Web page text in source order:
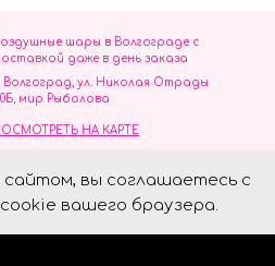
вы соглашаетесь с
вашего браузера.
шары в Волгограде с
даже в день заказа
Волгоград, ул. Николая Отрады
мир Рыболова
НА КАРТЕ
Политика обработки